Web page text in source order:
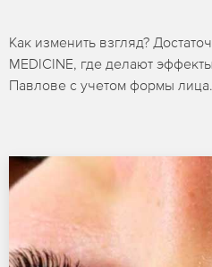
Как изменить взгляд?
MEDICINE, где делают
Павлове с учетом формы лица.